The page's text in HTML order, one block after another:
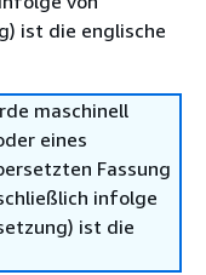
ist die englische
maschinell
eines
Fassung
infolge
ist die